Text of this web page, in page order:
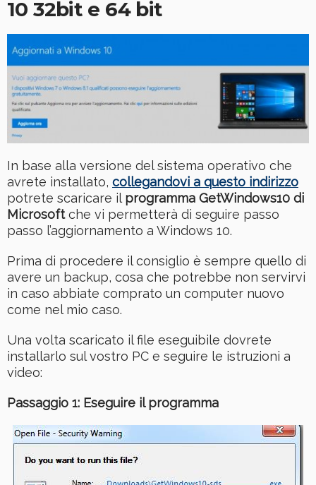
10 32bit e 64 bit
In base alla versione del sistema operativo che
avrete installato, collegandovi a questo indirizzo
potrete scaricare il programma GetWindows10 di
Microsoftche vi permetterà di seguire passo
passo l’aggiornamento a Windows 10.
Prima di procedere il consiglio è sempre quello di
avere un backup, cosa che potrebbe non servirvi
in caso abbiate comprato un computer nuovo
come nel mio caso.
Una volta scaricato il file eseguibile dovrete
installarlo sul vostro PC e seguire le istruzioni a
video:
Passaggio 1: Eseguire il programma